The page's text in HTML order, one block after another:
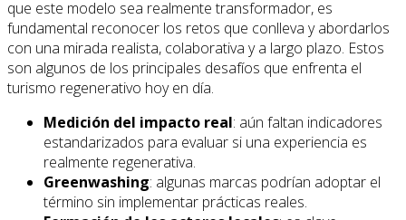
que este modelo sea realmente transformador, es
fundamental reconocer los retos que conlleva y abordarlos
con una mirada realista, colaborativa y a largo plazo. Estos
son algunos de los principales desafíos que enfrenta el
turismo regenerativo hoy en día.
Medición del impacto real: aún faltan indicadores
estandarizados para evaluar si una experiencia es
realmente regenerativa.
Greenwashing: algunas marcas podrían adoptar el
término sin implementar prácticas reales.